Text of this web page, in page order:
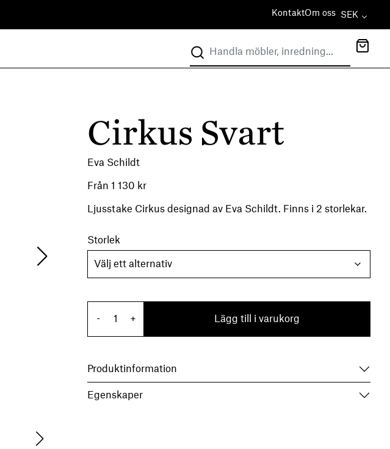
KontaktOm oss SEK
Cirkus Svart
Eva Schildt
Från 1 130 kr
Ljusstake Cirkus designad av Eva Schildt. Finns i 2 storlekar.
Storlek
- Cirkus Svart mängd
+ Lägg till i varukorg
Produktinformation
Egenskaper